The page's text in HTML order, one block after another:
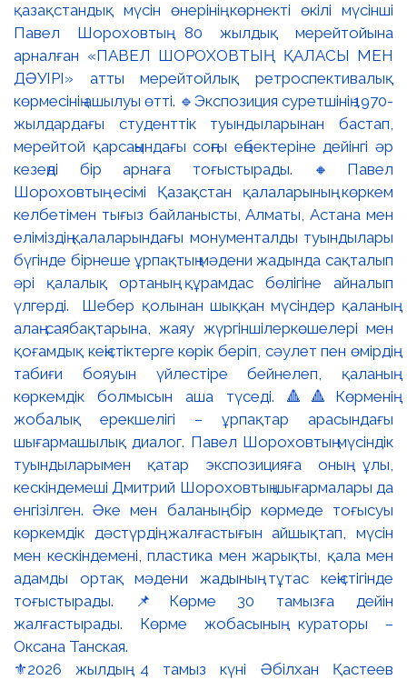
⚜️2026 жылдың 4 тамыз күні Әбілхан Қастеев